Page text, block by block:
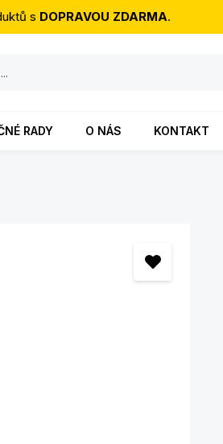
s DOPRAVOU ZDARMA.
RADY O NÁS KONTAKT